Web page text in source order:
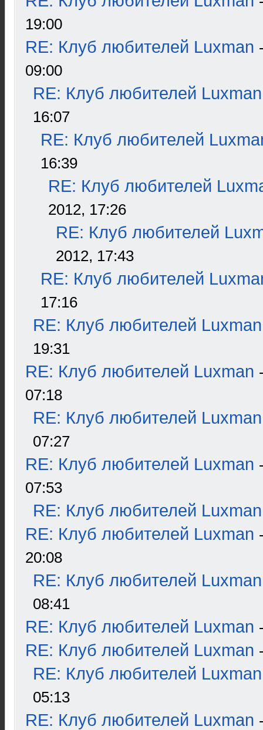
19:00
RE: Клуб любителей Luxman
09:00
RE: Клуб любителей Luxman
16:07
RE: Клуб любителей
16:39
RE: Клуб любителей
2012, 17:26
RE: Клуб любителей
2012, 17:43
RE: Клуб любителей
17:16
RE: Клуб любителей Luxman
19:31
RE: Клуб любителей Luxman
07:18
RE: Клуб любителей Luxman
07:27
RE: Клуб любителей Luxman
07:53
RE: Клуб любителей Luxman
RE: Клуб любителей Luxman
20:08
RE: Клуб любителей Luxman
08:41
RE: Клуб любителей Luxman
RE: Клуб любителей Luxman
RE: Клуб любителей Luxman
05:13
RE: Клуб любителей Luxman